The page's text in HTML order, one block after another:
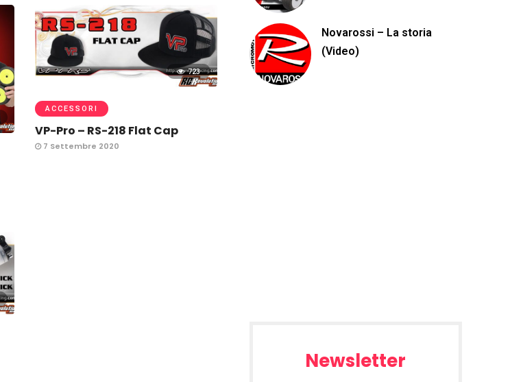
723
ACCESSORI
VP-Pro – RS-218 Flat Cap
7 Settembre 2020
Novarossi – La storia
(Video)
Newsletter